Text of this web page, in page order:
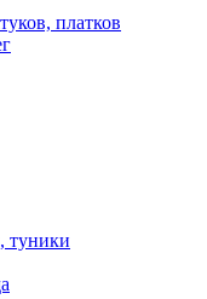
платков
туники